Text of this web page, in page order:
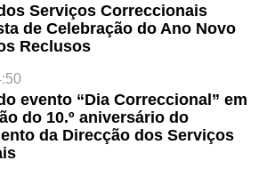
Serviços Correccionais
de Celebração do Ano Novo
Reclusos
evento “Dia Correccional” em
do 10.º aniversário do
da Direcção dos Serviços